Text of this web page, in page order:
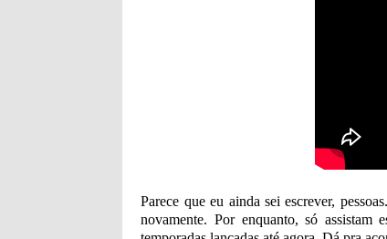
Parece que eu ainda sei escrever,
novamente. Por enquanto, só assistam